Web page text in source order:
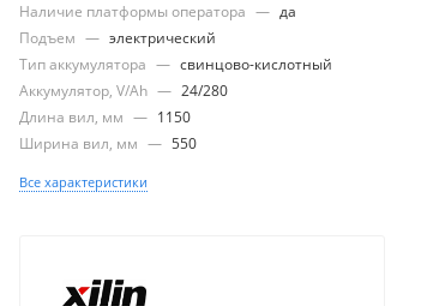
Наличие платформы оператора — да
Подъем — электрический
Тип аккумулятора — свинцово-кислотный
Аккумулятор, V/Ah — 24/280
Длина вил, мм — 1150
Ширина вил, мм — 550
Все характеристики